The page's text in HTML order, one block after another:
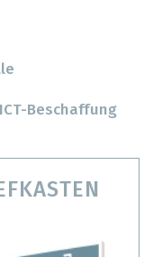
Beschaffung